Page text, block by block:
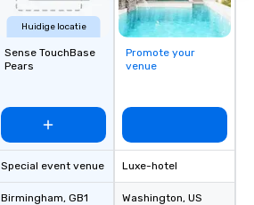
Huidige locatie
Sense TouchBase
Pears
Special event venue
Birmingham, GB1
Promote your
venue
Luxe-hotel
Washington, US